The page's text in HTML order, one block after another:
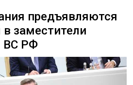
предъявляются
заместители
ВС РФ